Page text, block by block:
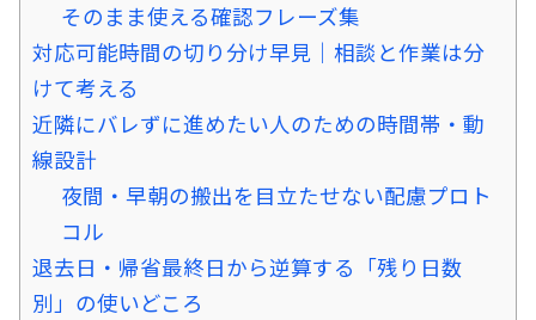
そのまま使える確認フレーズ集
対応可能時間の切り分け早見｜相談と作業は分
けて考える
近隣にバレずに進めたい人のための時間帯・動
線設計
夜間・早朝の搬出を目立たせない配慮プロト
コル
退去日・帰省最終日から逆算する「残り日数
別」の使いどころ